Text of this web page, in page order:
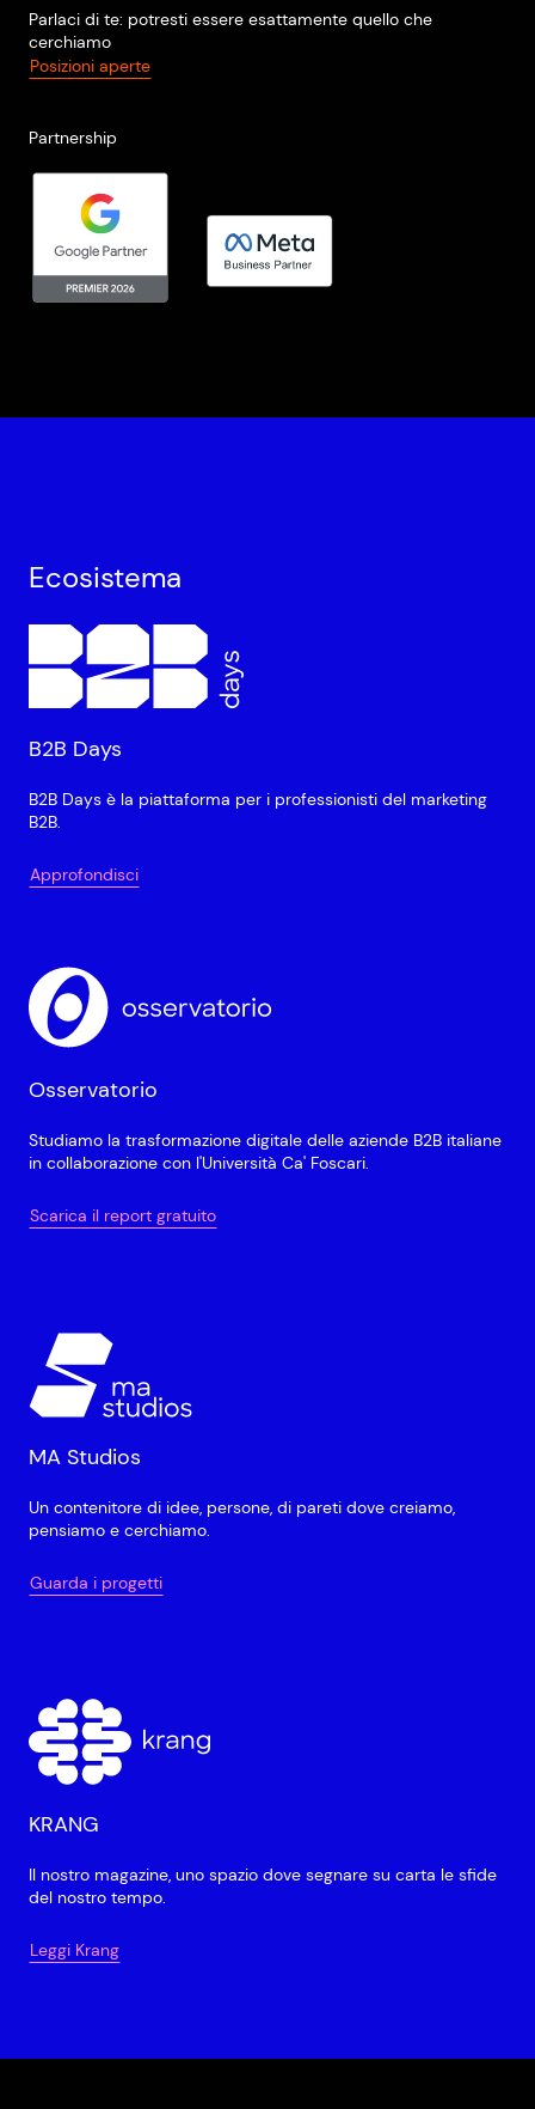
Parlaci di te: potresti essere esattamente quello che
cerchiamo
Posizioni aperte
Partnership
Ecosistema
B2B Days
B2B Days è la piattaforma per i professionisti del marketing
B2B.
Approfondisci
Osservatorio
Studiamo la trasformazione digitale delle aziende B2B italiane
in collaborazione con l'Università Ca' Foscari.
Scarica il report gratuito
MA Studios
Un contenitore di idee, persone, di pareti dove creiamo,
pensiamo e cerchiamo.
Guarda i progetti
KRANG
Il nostro magazine, uno spazio dove segnare su carta le sfide
del nostro tempo.
Leggi Krang